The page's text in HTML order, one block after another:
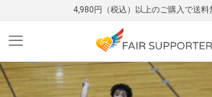
4,980円（税込）以上のご購入で送料